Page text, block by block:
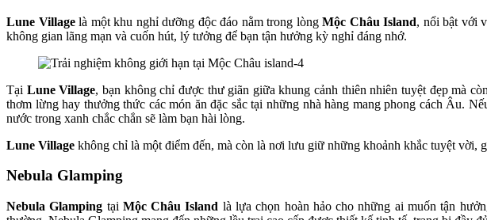
Lune Villagelà một khu nghỉ dưỡng độc đáo nằm trong lòngMộc Châu Island, nổi bật với
không gian lãng mạn và cuốn hút, lý tưởng để bạn tận hưởng kỳ nghỉ đáng nhớ.
Tại Lune Village, bạn không chỉ được thư giãn giữa khung cảnh thiên nhiên tuyệt đẹp mà
thơm lừng hay thưởng thức các món ăn đặc sắc tại những nhà hàng mang phong cách Âu.
nước trong xanh chắc chắn sẽ làm bạn hài lòng.
Lune Village không chỉ là một điểm đến, mà còn là nơi lưu giữ những khoảnh khắc tuyệt vời,
Nebula Glamping
Nebula Glamping tại Mộc Châu Island là lựa chọn hoàn hảo cho những ai muốn tận